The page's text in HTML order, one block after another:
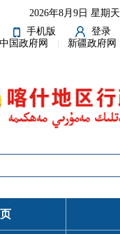
2026年8月9日 星期天
手机版 登录
中国政府网
新疆政府网